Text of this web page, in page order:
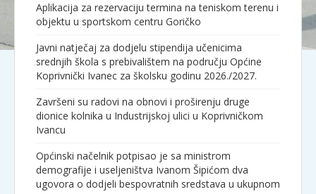
Aplikacija za rezervaciju termina na teniskom terenu i
objektu u sportskom centru Goričko
Javni natječaj za dodjelu stipendija učenicima
srednjih škola s prebivalištem na području Općine
Koprivnički Ivanec za školsku godinu 2026./2027.
Završeni su radovi na obnovi i proširenju druge
dionice kolnika u Industrijskoj ulici u Koprivničkom
Ivancu
Općinski načelnik potpisao je sa ministrom
demografije i useljeništva Ivanom Šipićom dva
ugovora o dodjeli bespovratnih sredstava u ukupnom